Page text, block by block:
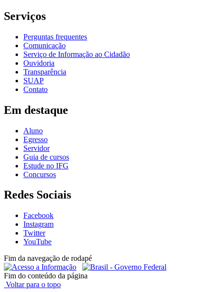
Serviços
Perguntas frequentes
Comunicação
Serviço de Informação ao Cidadão
Ouvidoria
Transparência
SUAP
Contato
Em destaque
Aluno
Egresso
Servidor
Guia de cursos
Estude no IFG
Concursos
Redes Sociais
Facebook
Instagram
Twitter
YouTube
Fim da navegação de rodapé
Fim do conteúdo da página
Voltar para o topo